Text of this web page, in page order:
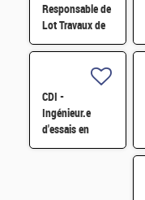
Responsable de
Lot Travaux de
Démantèlement
CDI -
Ingénieur.e
d'essais en
mécanique